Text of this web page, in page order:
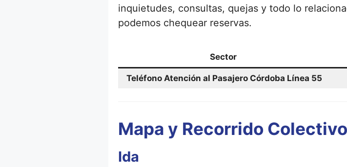
inquietudes, consultas, quejas y todo lo
podemos chequear reservas.
Sector
Teléfono Atención al Pasajero Córdoba Línea 55
Mapa y Recorrido
Ida